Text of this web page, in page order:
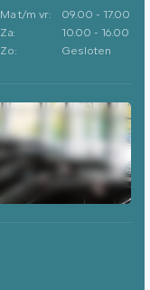
Ma t/m vr:
09.00 - 17.00
Za:
10.00 - 16.00
Zo:
Gesloten